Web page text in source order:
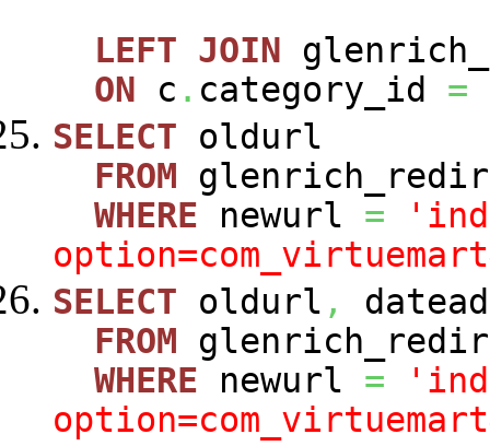
LEFT JOIN
ON c . category_id =
SELECT oldurl
FROM
WHERE newurl =
SELECT oldurl ,
FROM
WHERE newurl =